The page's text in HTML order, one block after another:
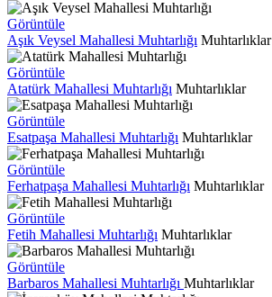
Görüntüle
Aşık Veysel Mahallesi Muhtarlığı Muhtarlıklar
Görüntüle
Atatürk Mahallesi Muhtarlığı Muhtarlıklar
Görüntüle
Esatpaşa Mahallesi Muhtarlığı Muhtarlıklar
Görüntüle
Ferhatpaşa Mahallesi Muhtarlığı Muhtarlıklar
Görüntüle
Fetih Mahallesi Muhtarlığı Muhtarlıklar
Görüntüle
Barbaros Mahallesi Muhtarlığı Muhtarlıklar